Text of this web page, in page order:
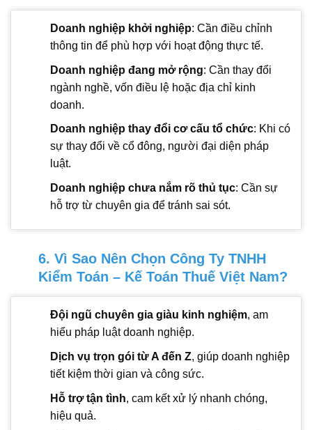
Doanh nghiệp khởi nghiệp: Cần điều chỉnh
thông tin để phù hợp với hoạt động thực tế.
Doanh nghiệp đang mở rộng: Cần thay đổi
ngành nghề, vốn điều lệ hoặc địa chỉ kinh
doanh.
Doanh nghiệp thay đổi cơ cấu tổ chức: Khi có
sự thay đổi về cổ đông, người đại diện pháp
luật.
Doanh nghiệp chưa nắm rõ thủ tục: Cần sự
hỗ trợ từ chuyên gia để tránh sai sót.
6. Vì Sao Nên Chọn Công Ty TNHH
Kiểm Toán – Kế Toán Thuế Việt Nam?
Đội ngũ chuyên gia giàu kinh nghiệm, am
hiểu pháp luật doanh nghiệp.
Dịch vụ trọn gói từ A đến Z, giúp doanh nghiệp
tiết kiệm thời gian và công sức.
Hỗ trợ tận tình, cam kết xử lý nhanh chóng,
hiệu quả.